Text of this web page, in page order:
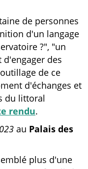
de personnes
d'un langage
?", "un
d'engager des
de ce
d'échanges et
du littoral
rendu.
au Palais des
plus d'une